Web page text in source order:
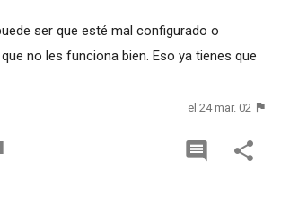
ser que esté mal configurado o
no les funciona bien. Eso ya tienes que
el 24 mar. 02